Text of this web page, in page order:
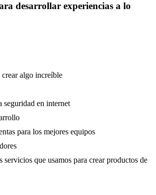
desarrollar experiencias a lo
crear algo increíble
seguridad en internet
para los mejores equipos
servicios que usamos para crear productos de